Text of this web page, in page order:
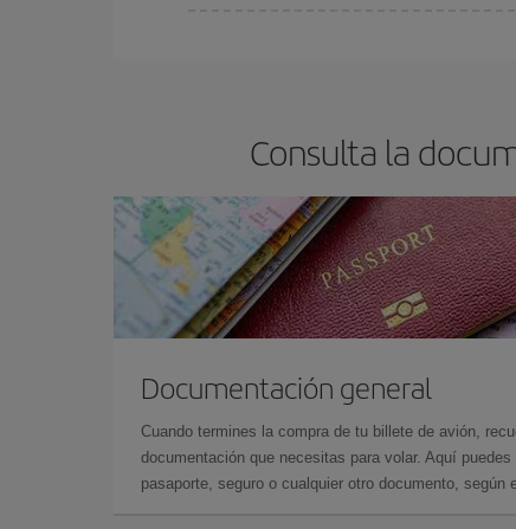
Consulta la
Documentación general
Cuando termines la compra de tu billete de avión,
documentación que necesitas para volar. Aquí
pasaporte, seguro o cualquier otro documento, según